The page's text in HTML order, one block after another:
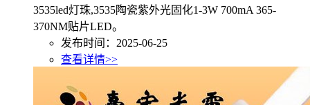
3535led灯珠,3535陶瓷紫外光固化1-3W 700mA 365-
370NM贴片LED。
发布时间：2025-06-25
查看详情>>